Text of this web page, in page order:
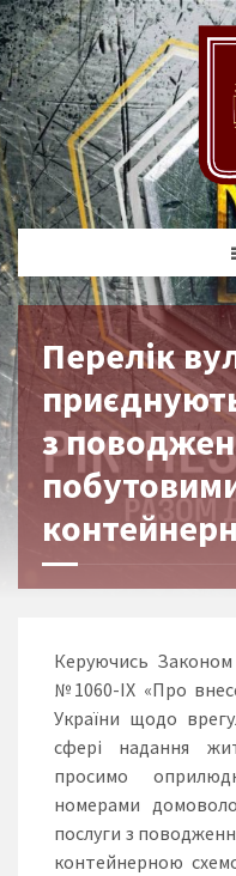
Перелік
з
Керуючись Законом
№1060-IX «Про
України щодо
сфері надання
просимо
номерами
послуги з
контейнерною